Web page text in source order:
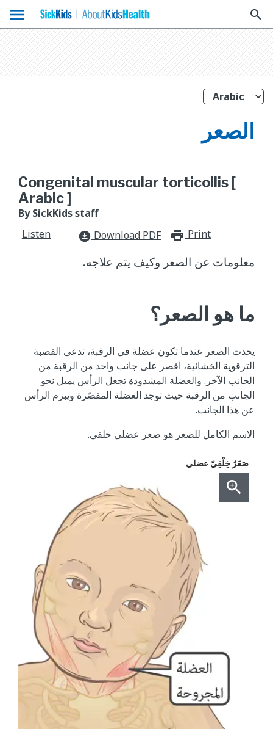
menu search
الصعر
Congenital muscular torticollis [
Arabic ]
By SickKids staff
Listen
download_for_offline Download PDF Print
معلومات عن الصعر وكيف يتم علاجه.
ما هو الصعر؟
يحدث الصعر عندما تكون عضلة في الرقبة، تدعى القصبة
الترقوية الخشائية، اقصر على جانب واحد من الرقبة من
الجانب الآخر. والعضلة المشدودة تجعل الرأس يميل نحو
الجانب من الرقبة حيث توجد العضلة المقصّرة ويبرم الرأس
عن هذا الجانب.
الاسم الكامل للصعر هو صعر عضلي خلقي.
صَعَرٌ خِلْقِيّ عضلي